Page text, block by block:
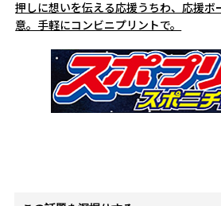
押しに想いを伝える応援うちわ、応援ボ
意。手軽にコンビニプリントで。